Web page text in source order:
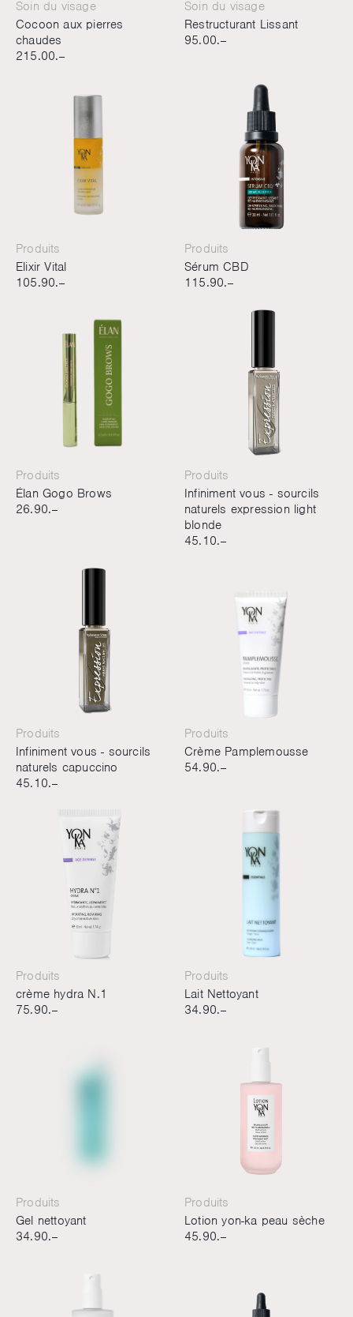
Soin du visage
Cocoon aux pierres
chaudes
215.00.–
Soin du visage
Restructurant Lissant
95.00.–
Produits
Elixir Vital
105.90.–
Produits
Sérum CBD
115.90.–
Produits
Élan Gogo Brows
26.90.–
Produits
Infiniment vous - sourcils
naturels expression light
blonde
45.10.–
Produits
Infiniment vous - sourcils
naturels capuccino
45.10.–
Produits
Crème Pamplemousse
54.90.–
Produits
crème hydra N.1
75.90.–
Produits
Lait Nettoyant
34.90.–
Produits
Gel nettoyant
34.90.–
Produits
Lotion yon-ka peau sèche
45.90.–